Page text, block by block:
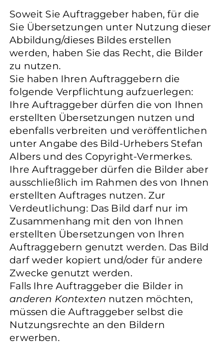
Soweit Sie Auftraggeber haben, für die
Sie Übersetzungen unter Nutzung dieser
Abbildung/dieses Bildes erstellen
werden, haben Sie das Recht, die Bilder
zu nutzen.
Sie haben Ihren Auftraggebern die
folgende Verpflichtung aufzuerlegen:
Ihre Auftraggeber dürfen die von Ihnen
erstellten Übersetzungen nutzen und
ebenfalls verbreiten und veröffentlichen
unter Angabe des Bild-Urhebers Stefan
Albers und des Copyright-Vermerkes.
Ihre Auftraggeber dürfen die Bilder aber
ausschließlich im Rahmen des von Ihnen
erstellten Auftrages nutzen. Zur
Verdeutlichung: Das Bild darf nur im
Zusammenhang mit den von Ihnen
erstellten Übersetzungen von Ihren
Auftraggebern genutzt werden. Das Bild
darf weder kopiert und/oder für andere
Zwecke genutzt werden.
Falls Ihre Auftraggeber die Bilder in
anderen Kontexten nutzen möchten,
müssen die Auftraggeber selbst die
Nutzungsrechte an den Bildern
erwerben.